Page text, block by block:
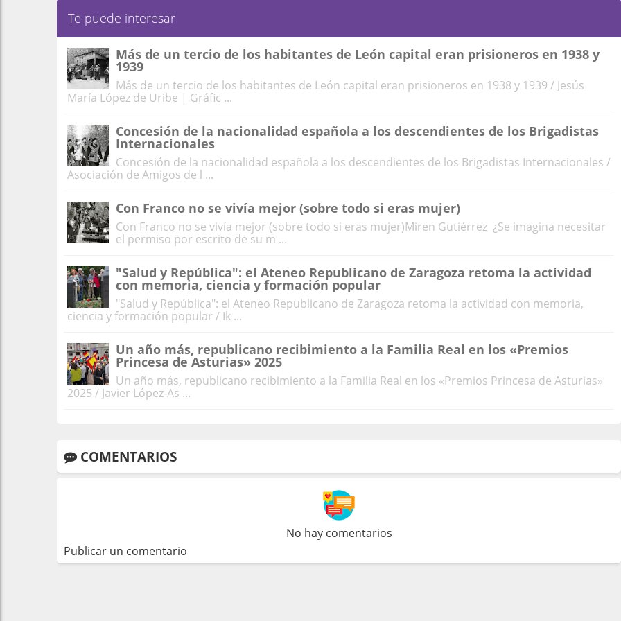
Te puede interesar
Más de un tercio de los habitantes de León capital eran prisioneros en 1938 y
1939
Más de un tercio de los habitantes de León capital eran prisioneros en 1938 y 1939 / Jesús
María López de Uribe | Gráfic ...
Concesión de la nacionalidad española a los descendientes de los Brigadistas
Internacionales
Concesión de la nacionalidad española a los descendientes de los Brigadistas Internacionales /
Asociación de Amigos de l ...
Con Franco no se vivía mejor (sobre todo si eras mujer)
Con Franco no se vivía mejor (sobre todo si eras mujer)Miren Gutiérrez ¿Se imagina necesitar
el permiso por escrito de su m ...
"Salud y República": el Ateneo Republicano de Zaragoza retoma la actividad
con memoria, ciencia y formación popular
"Salud y República": el Ateneo Republicano de Zaragoza retoma la actividad con memoria,
ciencia y formación popular / Ik ...
Un año más, republicano recibimiento a la Familia Real en los «Premios
Princesa de Asturias» 2025
Un año más, republicano recibimiento a la Familia Real en los «Premios Princesa de Asturias»
2025 / Javier López-As ...
COMENTARIOS
No hay comentarios
Publicar un comentario